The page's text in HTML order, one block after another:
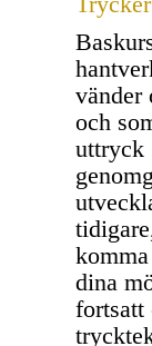
vänder
och
uttryck
dina
fortsatt